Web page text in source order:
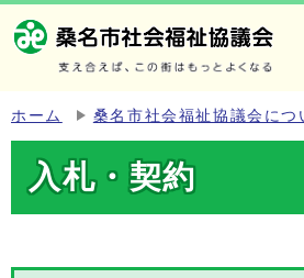
ホーム 桑名市社会福祉協議会につ
入札・契約